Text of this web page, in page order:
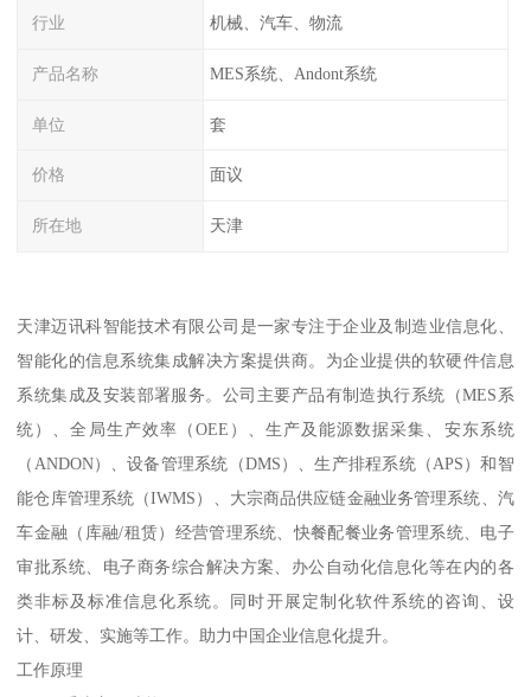
行业 机械、汽车、物流
产品名称 MES系统、Andont系统
单位 套
价格 面议
所在地 天津
天津迈讯科智能技术有限公司是一家专注于企业及制造业信息化、
智能化的信息系统集成解决方案提供商。为企业提供的软硬件信息
系统集成及安装部署服务。公司主要产品有制造执行系统（MES系
统）、全局生产效率（OEE）、生产及能源数据采集、安东系统
（ANDON）、设备管理系统（DMS）、生产排程系统（APS）和智
能仓库管理系统（IWMS）、大宗商品供应链金融业务管理系统、汽
车金融（库融/租赁）经营管理系统、快餐配餐业务管理系统、电子
审批系统、电子商务综合解决方案、办公自动化信息化等在内的各
类非标及标准信息化系统。同时开展定制化软件系统的咨询、设
计、研发、实施等工作。助力中国企业信息化提升。
工作原理